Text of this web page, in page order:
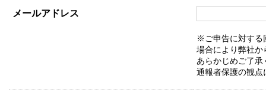
メールアドレス
※ご申告に対する
場合により弊社か
あらかじめご了承
通報者保護の観点